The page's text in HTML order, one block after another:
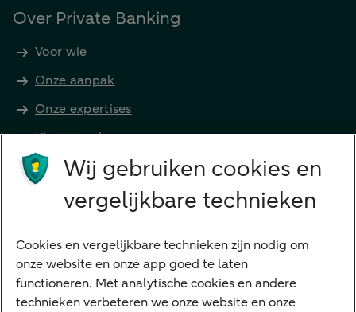
Over Private Banking
Voor wie
Onze aanpak
Onze expertises
Klant worden
Producten
Betalen
Sparen
Meest gezocht
Wij gebruiken cookies en
vergelijkbare technieken
Cookies en vergelijkbare technieken zijn nodig om
onze website en onze app goed te laten
functioneren. Met analytische cookies en andere
technieken verbeteren we onze website en onze